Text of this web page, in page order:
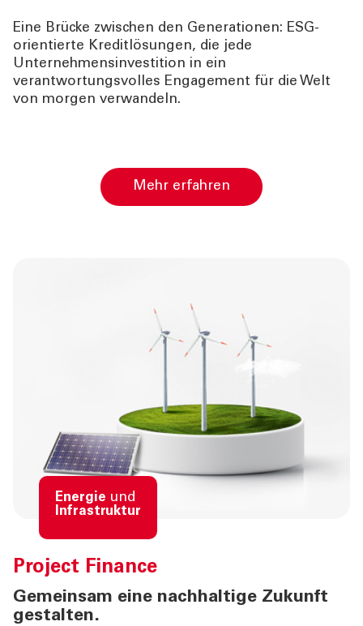
Eine Brücke zwischen den Generationen: ESG-
orientierte Kreditlösungen, die jede
Unternehmensinvestition in ein
verantwortungsvolles Engagement für die Welt
von morgen verwandeln.
Mehr erfahren
Energie und
Infrastruktur
Project Finance
Gemeinsam eine nachhaltige Zukunft
gestalten.